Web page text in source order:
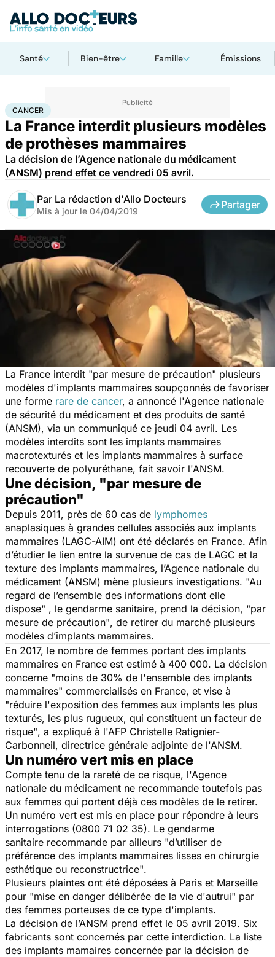
Santé Bien-être Famille Émissions
AccueilSanté Cancer
CANCER
La France interdit plusieurs modèles
de prothèses mammaires
La décision de l’Agence nationale du médicament
(ANSM) prend effet ce vendredi 05 avril.
Par La rédaction d'Allo Docteurs
Mis à jour le 04/04/2019
Partager
La France interdit "par mesure de précaution" plusieurs
modèles d'implants mammaires soupçonnés de favoriser
une forme rare de cancer, a annoncé l'Agence nationale
de sécurité du médicament et des produits de santé
(ANSM), via un communiqué ce jeudi 04 avril. Les
modèles interdits sont les implants mammaires
macrotexturés et les implants mammaires à surface
recouverte de polyuréthane, fait savoir l'ANSM.
Une décision, "par mesure de
précaution"
Depuis 2011, près de 60 cas de lymphomes
anaplasiques à grandes cellules associés aux implants
mammaires (LAGC-AIM) ont été déclarés en France. Afin
d’étudier le lien entre la survenue de cas de LAGC et la
texture des implants mammaires, l’Agence nationale du
médicament (ANSM) mène plusieurs investigations. "Au
regard de l’ensemble des informations dont elle
dispose" , le gendarme sanitaire, prend la décision, "par
mesure de précaution", de retirer du marché plusieurs
modèles d’implants mammaires.
En 2017, le nombre de femmes portant des implants
mammaires en France est estimé à 400 000. La décision
concerne "moins de 30% de l'ensemble des implants
mammaires" commercialisés en France, et vise à
"réduire l'exposition des femmes aux implants les plus
texturés, les plus rugueux, qui constituent un facteur de
risque", a expliqué à l'AFP Christelle Ratignier-
Carbonneil, directrice générale adjointe de l'ANSM.
Un numéro vert mis en place
Compte tenu de la rareté de ce risque, l'Agence
nationale du médicament ne recommande toutefois pas
aux femmes qui portent déjà ces modèles de le retirer.
Un numéro vert est mis en place pour répondre à leurs
interrogations (0800 71 02 35). Le gendarme
sanitaire recommande par ailleurs "d’utiliser de
préférence des implants mammaires lisses en chirurgie
esthétique ou reconstructrice".
Plusieurs plaintes ont été déposées à Paris et Marseille
pour "mise en danger délibérée de la vie d'autrui" par
des femmes porteuses de ce type d'implants.
La décision de l’ANSM prend effet le 05 avril 2019. Six
fabricants sont concernés par cette interdiction. La liste
des implants mamaires concernée par la décision de